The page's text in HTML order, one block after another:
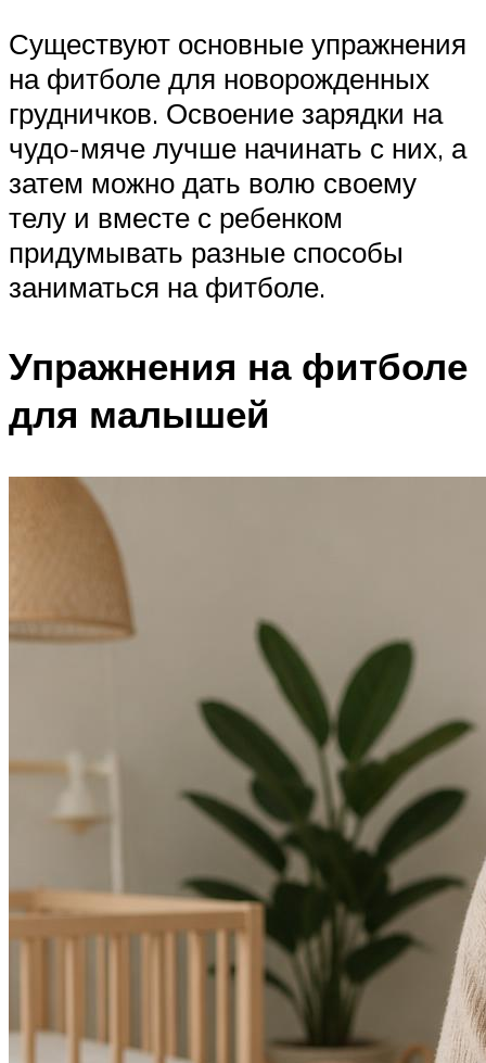
Существуют основные упражнения
на фитболе для новорожденных
грудничков. Освоение зарядки на
чудо-мяче лучше начинать с них, а
затем можно дать волю своему
телу и вместе с ребенком
придумывать разные способы
заниматься на фитболе.
Упражнения на фитболе
для малышей